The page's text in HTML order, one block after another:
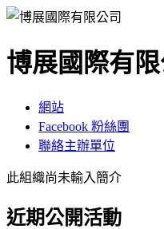
博展國際有
網站
Facebook 粉絲團
聯絡主辦單位
此組織尚未輸入簡介
近期公開活動